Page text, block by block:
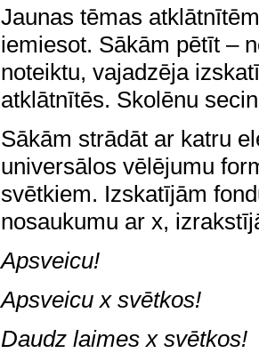
Jaunas tēmas
iemiesot. Sākām pētīt –
noteiktu, vajadzēja
atklātnītēs. Skolēnu
Sākām strādāt ar katru
universālos vēlējumu
svētkiem. Izskatījām
nosaukumu ar x,
Apsveicu!
Apsveicu x svētkos!
Daudz laimes x svētkos!